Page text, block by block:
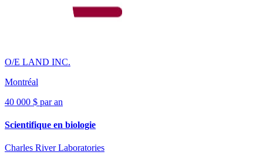
O/E LAND INC.
Montréal
40 000 $ par an
Scientifique en biologie
Charles River Laboratories